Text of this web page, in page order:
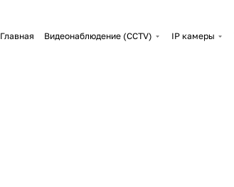
Главная Видеонаблюдение (CCTV) IP камеры